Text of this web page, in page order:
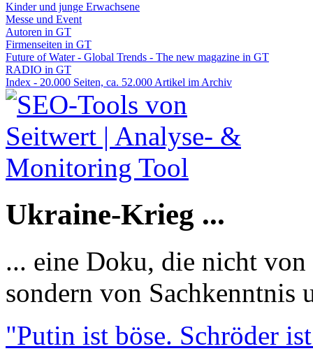
Kinder und junge Erwachsene
Messe und Event
Autoren in GT
Firmenseiten in GT
Future of Water - Global Trends - The new magazine in GT
RADIO in GT
Index - 20.000 Seiten, ca. 52.000 Artikel im Archiv
Ukraine-Krieg ...
... eine Doku, die nicht
sondern von Sachkenntnis
"Putin ist böse. Schröder